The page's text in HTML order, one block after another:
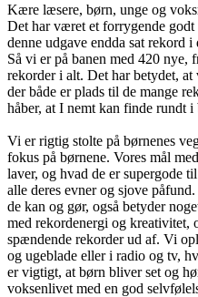
Kære læsere, børn, unge og
Det har været et forrygende
denne udgave endda sat rekord i
Så vi er på banen med 420 nye,
rekorder i alt. Det har betydet, at
der både er plads til de mange
håber, at I nemt kan finde rundt i
Vi er rigtig stolte på børnenes
fokus på børnene. Vores mål
laver, og hvad de er supergode
alle deres evner og sjove
de kan og gør, også betyder
med rekordenergi og kreativitet,
spændende rekorder ud af. Vi
og ugeblade eller i radio og tv,
er vigtigt, at børn bliver set og
voksenlivet med en god